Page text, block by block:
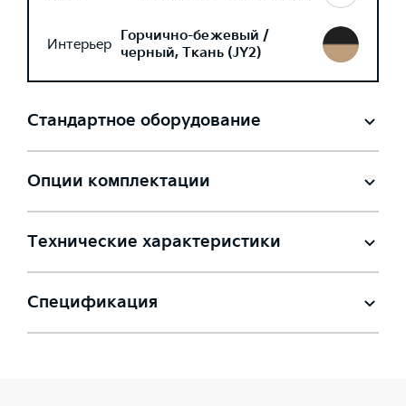
Интерьер Горчично-бежевый /
черный, Ткань (JY2)
Стандартное оборудование
Опции комплектации
Технические характеристики
Спецификация